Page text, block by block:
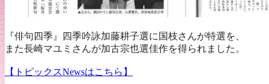
『俳句四季』四季吟詠加藤耕子選に国枝さんが特選を、
また長崎マユミさんが加古宗也選佳作を得られました。
【トピックスNewsはこちら】